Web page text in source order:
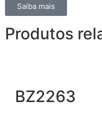
Saiba mais
Produtos
BZ2263